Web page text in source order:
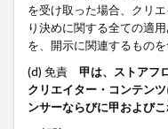
を受け取った場合、クリ
り決めに関する全ての適
を、開示に関連するもの
(d) 免責 甲は、ストアフ
クリエイター・コンテン
ンサーならびに甲および